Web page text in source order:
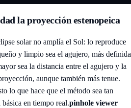
la proyección estenopeica
solar no amplía el Sol: lo reproduce
y limpio sea el agujero, más definida
sea la distancia entre el agujero y la
aunque también más tenue.
lo que hace que el método sea tan
en tiempo real.pinhole viewer